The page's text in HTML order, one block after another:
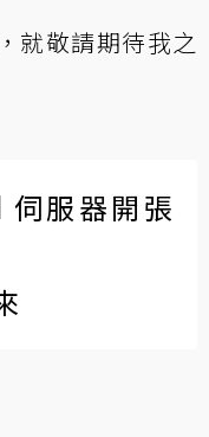
就敬請期待我之
伺服器開張